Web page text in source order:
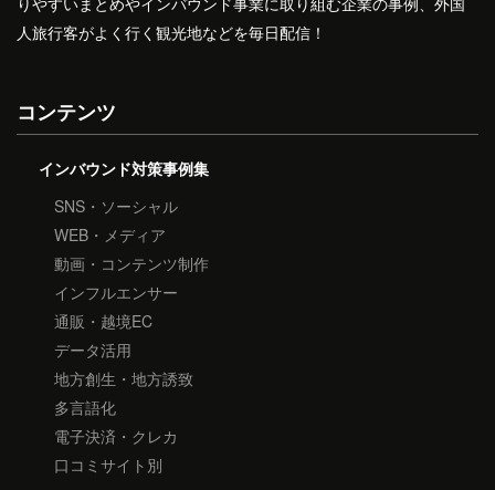
人旅行客がよく行く観光地などを毎日配信！
コンテンツ
インバウンド対策事例集
SNS・ソーシャル
WEB・メディア
動画・コンテンツ制作
インフルエンサー
通販・越境EC
データ活用
地方創生・地方誘致
多言語化
電子決済・クレカ
口コミサイト別